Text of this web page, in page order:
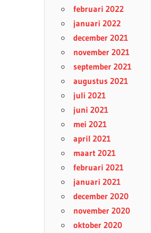
februari 2022
januari 2022
december 2021
november 2021
september 2021
augustus 2021
juli 2021
juni 2021
mei 2021
april 2021
maart 2021
februari 2021
januari 2021
december 2020
november 2020
oktober 2020